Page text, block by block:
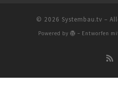
© 2026 Systembau.tv –
Powered by – Entworfen